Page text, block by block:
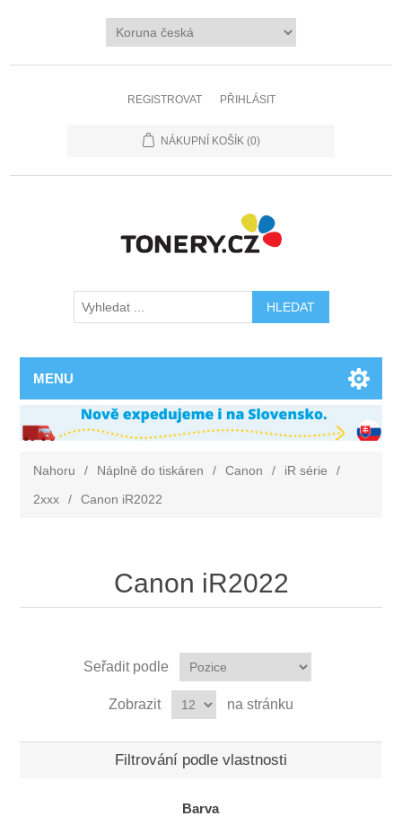
REGISTROVAT PŘIHLÁSIT
NÁKUPNÍ KOŠÍK (0)
MENU
Nahoru / Náplně do tiskáren / Canon / iR série
/
2xxx
/ Canon iR2022
Canon iR2022
Seřadit podle
Zobrazit na stránku
Filtrování podle vlastnosti
Barva